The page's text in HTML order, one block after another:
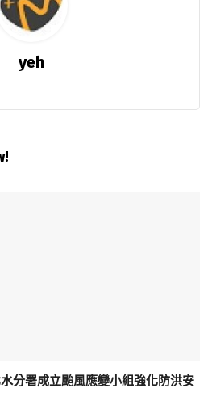
yeh
分署成立颱風應變小組強化防洪安